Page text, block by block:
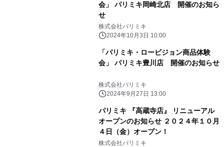
会」 パリミキ岡崎北店 開催のお知ら
せ
株式会社パリミキ
2024年10月3日 10:00
「パリミキ・ロービジョン商品体験
会」 パリミキ豊川店 開催のお知らせ
株式会社パリミキ
2024年9月27日 13:00
パリミキ 『高蔵寺店』 リニューアル
オープンのお知らせ ２０２４年１０月
４日（金）オープン！
株式会社パリミキ